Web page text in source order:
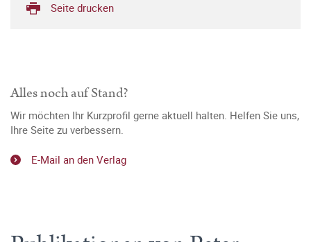
Seite drucken
Alles noch auf Stand?
Wir möchten Ihr Kurzprofil gerne aktuell halten. Helfen Sie uns,
Ihre Seite zu verbessern.
E-Mail an den Verlag